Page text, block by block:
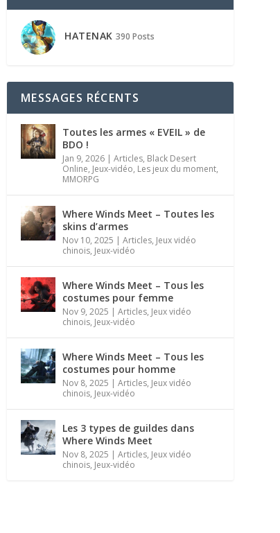
HATENAK 390 Posts
MESSAGES RÉCENTS
Toutes les armes « EVEIL » de
BDO !
Jan 9, 2026 |Articles, Black Desert
Online, Jeux-vidéo, Les jeux du moment,
MMORPG
Where Winds Meet – Toutes les
skins d’armes
Nov 10, 2025 |Articles, Jeux vidéo
chinois, Jeux-vidéo
Where Winds Meet – Tous les
costumes pour femme
Nov 9, 2025 |Articles, Jeux vidéo
chinois, Jeux-vidéo
Where Winds Meet – Tous les
costumes pour homme
Nov 8, 2025 |Articles, Jeux vidéo
chinois, Jeux-vidéo
Les 3 types de guildes dans
Where Winds Meet
Nov 8, 2025 |Articles, Jeux vidéo
chinois, Jeux-vidéo